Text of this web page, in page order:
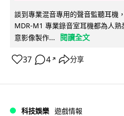
談到專業混音專用的聲音監聽耳機
MDR-M1 專業錄音室耳機都為人
意影像製作...
閱讀全文
37 4 ↗ 分享
科技娛樂 遊戲情報